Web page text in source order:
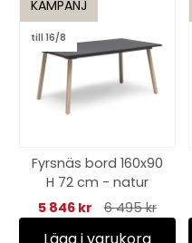
KAMPANJ
till 16/8
Fyrsnäs bord 160x90
H 72 cm - natur
5 846 kr
6 495 kr